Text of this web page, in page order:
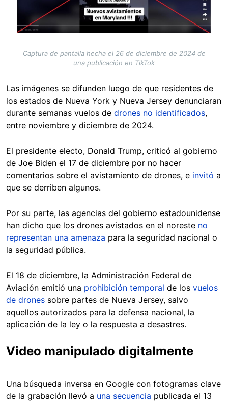
Captura de pantalla hecha el 26 de diciembre de 2024 de
una publicación en TikTok
Las imágenes se difunden luego de que residentes de
los estados de Nueva York y Nueva Jersey denunciaran
durante semanas vuelos de drones no identificados,
entre noviembre y diciembre de 2024.
El presidente electo, Donald Trump, criticó al gobierno
de Joe Biden el 17 de diciembre por no hacer
comentarios sobre el avistamiento de drones, e invitó a
que se derriben algunos.
Por su parte, las agencias del gobierno estadounidense
han dicho que los drones avistados en el noreste no
representan una amenaza para la seguridad nacional o
la seguridad pública.
El 18 de diciembre, la Administración Federal de
Aviación emitió una prohibición temporal de los vuelos
de drones sobre partes de Nueva Jersey, salvo
aquellos autorizados para la defensa nacional, la
aplicación de la ley o la respuesta a desastres.
Video manipulado digitalmente
Una búsqueda inversa en Google con fotogramas clave
de la grabación llevó a una secuencia publicada el 13